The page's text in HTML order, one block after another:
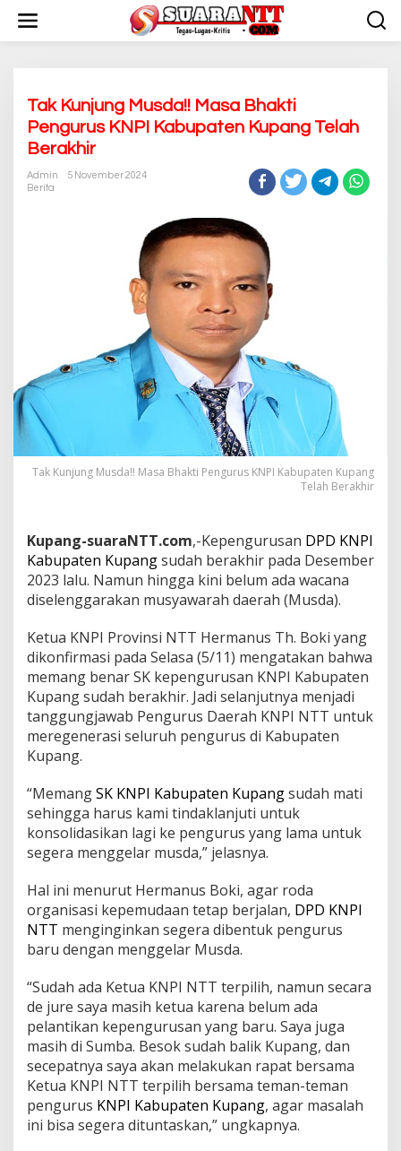
w
Tak Kunjung Musda!! Masa Bhakti
Pengurus KNPI Kabupaten Kupang Telah
Berakhir
Admin
5 November 2024
Berita
Tak Kunjung Musda!! Masa Bhakti Pengurus KNPI Kabupaten Kupang
Telah Berakhir
Kupang-suaraNTT.com,-Kepengurusan DPD KNPI
Kabupaten Kupangsudah berakhir pada Desember
2023 lalu. Namun hingga kini belum ada wacana
diselenggarakan musyawarah daerah (Musda).
Ketua KNPI Provinsi NTT Hermanus Th. Boki yang
dikonfirmasi pada Selasa (5/11) mengatakan bahwa
memang benar SK kepengurusan KNPI Kabupaten
Kupang sudah berakhir. Jadi selanjutnya menjadi
tanggungjawab Pengurus Daerah KNPI NTT untuk
meregenerasi seluruh pengurus di Kabupaten
Kupang.
“MemangSK KNPI Kabupaten Kupangsudah mati
sehingga harus kami tindaklanjuti untuk
konsolidasikan lagi ke pengurus yang lama untuk
segera menggelar musda,” jelasnya.
Hal ini menurut Hermanus Boki, agar roda
organisasi kepemudaan tetap berjalan, DPD KNPI
NTT menginginkan segera dibentuk pengurus
baru dengan menggelar Musda.
“Sudah ada Ketua KNPI NTT terpilih, namun secara
de jure saya masih ketua karena belum ada
pelantikan kepengurusan yang baru. Saya juga
masih di Sumba. Besok sudah balik Kupang, dan
secepatnya saya akan melakukan rapat bersama
Ketua KNPI NTT terpilih bersama teman-teman
pengurus KNPI Kabupaten Kupang, agar masalah
ini bisa segera dituntaskan,” ungkapnya.